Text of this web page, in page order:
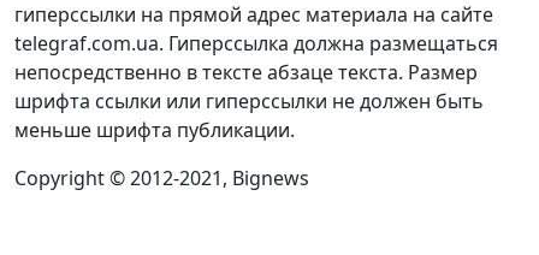
гиперссылки на прямой адрес материала на сайте
telegraf.com.ua. Гиперссылка должна размещаться
непосредственно в тексте абзаце текста. Размер
шрифта ссылки или гиперссылки не должен быть
меньше шрифта публикации.
Copyright © 2012-2021, Bignews